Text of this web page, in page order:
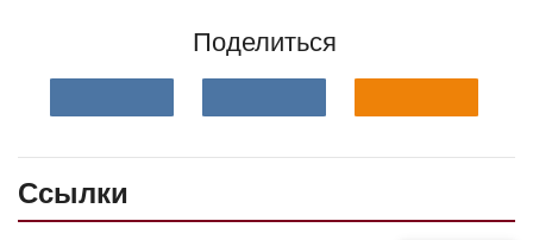
Поделиться
Ссылки